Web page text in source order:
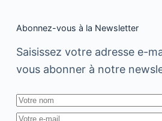
Abonnez-vous à la Newsletter
Saisissez votre adresse e-
vous abonner à notre